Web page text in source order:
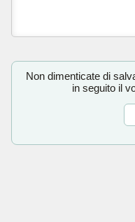
Non dimenticate di
in seguito il